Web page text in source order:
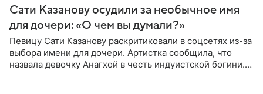
Сати Казанову осудили за необычное имя
для дочери: «О чем вы думали?»
Певицу Сати Казанову раскритиковали в соцсетях из-за
выбора имени для дочери. Артистка сообщила, что
назвала девочку Анагхой в честь индуистской богини.